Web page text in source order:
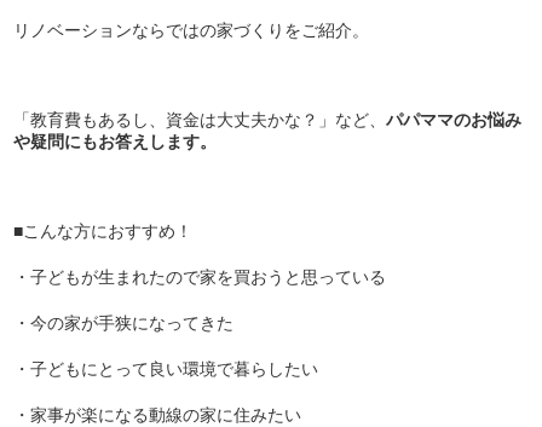
リノベーションならではの家づくりをご紹介。
「教育費もあるし、資金は大丈夫かな？」など、パパママのお悩み
や疑問にもお答えします。
■こんな方におすすめ！
・子どもが生まれたので家を買おうと思っている
・今の家が手狭になってきた
・子どもにとって良い環境で暮らしたい
・家事が楽になる動線の家に住みたい